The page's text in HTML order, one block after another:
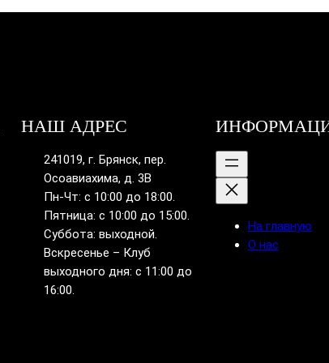
НАШ АДРЕС
241019, г. Брянск, пер.
Осоавиахима, д. 3В
Пн-Чт: с 10:00 до 18:00.
Пятница: с 10:00 до 15:00.
Суббота: выходной.
Вскресенье – Клуб
выходного дня: с 11:00 до
16:00.
На главную
О нас